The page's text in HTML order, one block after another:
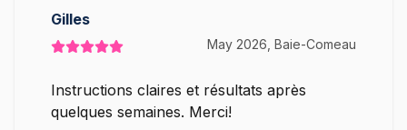
Gilles
May 2026, Baie-Comeau
Instructions claires et résultats après
quelques semaines. Merci!